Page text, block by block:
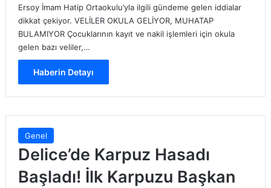
Ersoy İmam Hatip Ortaokulu’yla ilgili gündeme gelen iddialar
dikkat çekiyor. VELİLER OKULA GELİYOR, MUHATAP
BULAMIYOR Çocuklarının kayıt ve nakil işlemleri için okula
gelen bazı veliler,…
Haberin Detayı
Genel
Delice’de Karpuz Hasadı
Başladı! İlk Karpuzu Başkan